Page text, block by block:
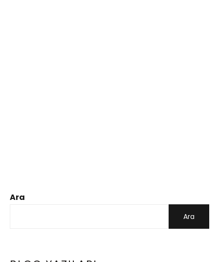
Ara
Ara